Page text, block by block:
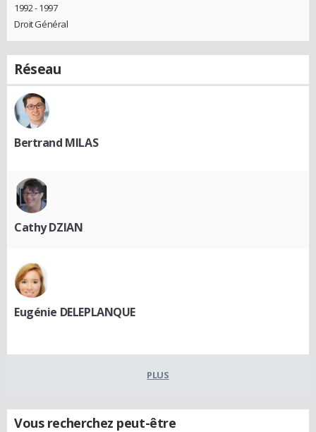
1992 - 1997
Droit Général
Réseau
Bertrand MILAS
Cathy DZIAN
Eugénie DELEPLANQUE
PLUS
Vous recherchez peut-être